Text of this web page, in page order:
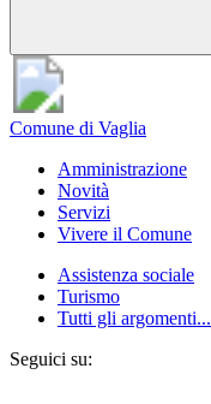
Comune di Vaglia
Amministrazione
Novità
Servizi
Vivere il Comune
Assistenza sociale
Turismo
Tutti gli argomenti...
Seguici su: